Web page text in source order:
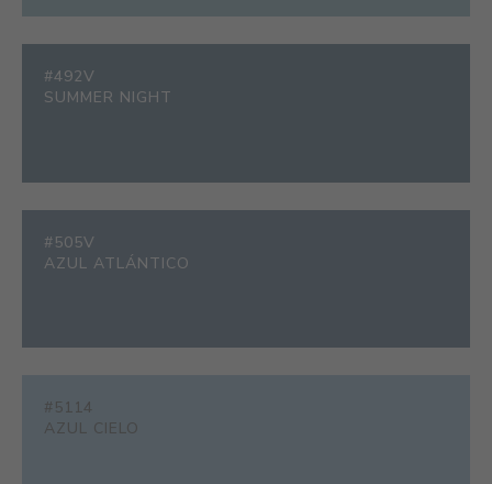
#492V
SUMMER NIGHT
#505V
AZUL ATLÁNTICO
#5114
AZUL CIELO